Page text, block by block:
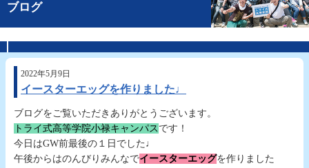
ブログ
2022年5月9日
イースターエッグを作りました♩
ブログをご覧いただきありがとうございます。
トライ式高等学院小禄キャンパス です！
今日はGW前最後の１日でした♩
午後からはのんびりみんなでイースターエッグを作りました